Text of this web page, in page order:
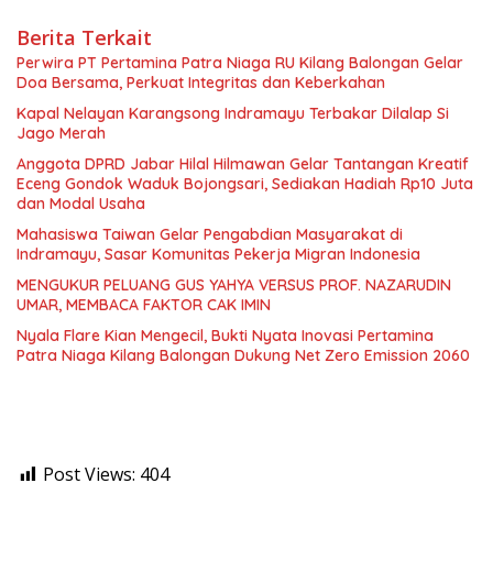
Berita Terkait
Perwira PT Pertamina Patra Niaga RU Kilang Balongan Gelar
Doa Bersama, Perkuat Integritas dan Keberkahan
Kapal Nelayan Karangsong Indramayu Terbakar Dilalap Si
Jago Merah
Anggota DPRD Jabar Hilal Hilmawan Gelar Tantangan Kreatif
Eceng Gondok Waduk Bojongsari, Sediakan Hadiah Rp10 Juta
dan Modal Usaha
Mahasiswa Taiwan Gelar Pengabdian Masyarakat di
Indramayu, Sasar Komunitas Pekerja Migran Indonesia
MENGUKUR PELUANG GUS YAHYA VERSUS PROF. NAZARUDIN
UMAR, MEMBACA FAKTOR CAK IMIN
Nyala Flare Kian Mengecil, Bukti Nyata Inovasi Pertamina
Patra Niaga Kilang Balongan Dukung Net Zero Emission 2060
Post Views: 404